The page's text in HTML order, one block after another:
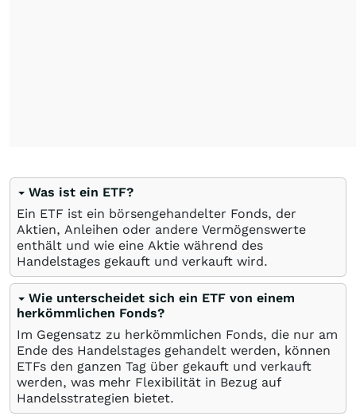
Was ist ein ETF?
Ein ETF ist ein börsengehandelter Fonds, der
Aktien, Anleihen oder andere Vermögenswerte
enthält und wie eine Aktie während des
Handelstages gekauft und verkauft wird.
Wie unterscheidet sich ein ETF von einem
herkömmlichen Fonds?
Im Gegensatz zu herkömmlichen Fonds, die nur am
Ende des Handelstages gehandelt werden, können
ETFs den ganzen Tag über gekauft und verkauft
werden, was mehr Flexibilität in Bezug auf
Handelsstrategien bietet.